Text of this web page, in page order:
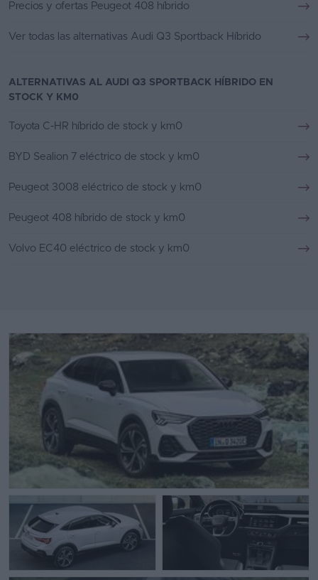
Precios y ofertas Peugeot 408 híbrido
Ver todas las alternativas Audi Q3 Sportback Híbrido
ALTERNATIVAS AL AUDI Q3 SPORTBACK HÍBRIDO EN
STOCK Y KM0
Toyota C-HR híbrido de stock y km0
BYD Sealion 7 eléctrico de stock y km0
Peugeot 3008 eléctrico de stock y km0
Peugeot 408 híbrido de stock y km0
Volvo EC40 eléctrico de stock y km0